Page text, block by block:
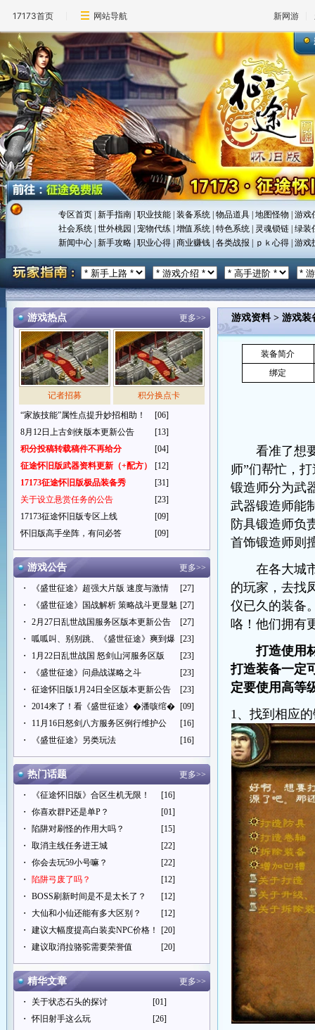
17173首页 网站导航 新网游
专区首页 |新手指南 |职业技能 |装备系统 |物品道具 |地图怪物 |游戏
社会系统 |世外桃园 |宠物代练 |增值系统 |特色系统 灵魂锁链 |绿装
新闻中心 |新手攻略 |职业心得 |商业赚钱 |各类战报 ｐｋ心得 |游戏
游戏热点 更多>>
记者招募
积分换点卡
“家族技能”属性点提升妙招相助！
[06]
8月12日上古剑侠版本更新公告
[13]
积分投稿转载稿件不再给分
[04]
征途怀旧版武器资料更新（+配方）
[12]
17173征途怀旧版极品装备秀
[31]
关于设立悬赏任务的公告
[23]
17173征途怀旧版专区上线
[09]
怀旧版高手坐阵，有问必答
[09]
游戏公告 更多>>
・ 《盛世征途》超强大片版 速度与激情
[27]
・
《盛世征途》国战解析 策略战斗更显魅 [27]
・
2月27日乱世战国服务区版本更新公告
[27]
・
呱呱叫、别别跳、《盛世征途》爽到爆 [23]
・
1月22日乱世战国 怒剑山河服务区版
[23]
・
《盛世征途》问鼎战谋略之斗
[23]
・
征途怀旧版1月24日全区版本更新公告
[23]
・
2014来了！看《盛世征途》�潘咳绾� [09]
・
11月16日怒剑八方服务区例行维护公
[16]
・
《盛世征途》另类玩法 [16]
热门话题 更多>>
・ 《征途怀旧版》合区生机无限！
[16]
・
你喜欢群P还是单P？
[01]
・
陷阱对刷怪的作用大吗？
[15]
・
取消主线任务进王城
[22]
・
你会去玩59小号嘛？
[22]
・
陷阱弓废了吗？
[12]
・
BOSS刷新时间是不是太长了？
[12]
・
大仙和小仙还能有多大区别？
[12]
・
建议大幅度提高白装卖NPC价格！
[20]
・
建议取消拉骆驼需要荣誉值 [20]
精华文章 更多>>
・ 关于状态石头的探讨
[01]
・
怀旧射手这么玩
[26]
游戏资料> 游戏装
装备简介
绑定
看准了想要
师”们帮忙，
锻造师分为武
武器锻造师能
防具锻造师负
首饰锻造师则
在各大城市
的玩家，去找
仪已久的装备
咯！他们拥有
打造使用
打造装备一定
定要使用高等
1、找到相应